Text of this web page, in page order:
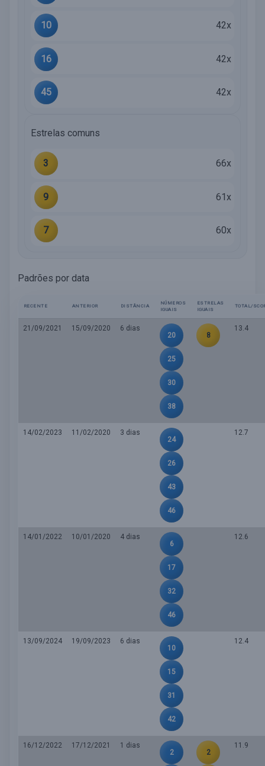
10 42x
16 42x
45 42x
Estrelas comuns
3 66x
9 61x
7 60x
Padrões por data
RECENTE ANTERIOR DISTÂNCIA
NÚMEROS
IGUAIS
ESTRELAS
IGUAIS
TOTAL/
21/09/2021 15/09/2020
6 dias
20
25
30
38
8
13.4
14/02/2023 11/02/2020
3 dias
24
26
43
46
12.7
14/01/2022 10/01/2020
4 dias
6
17
32
46
12.6
13/09/2024 19/09/2023
6 dias
10
15
31
42
12.4
16/12/2022 17/12/2021
1 dias
2
2
11.9